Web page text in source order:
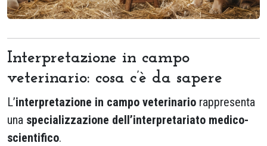
Interpretazione in campo
veterinario: cosa c’è da sapere
L’interpretazione in campo veterinario rappresenta
una specializzazione dell’interpretariato medico-
scientifico.